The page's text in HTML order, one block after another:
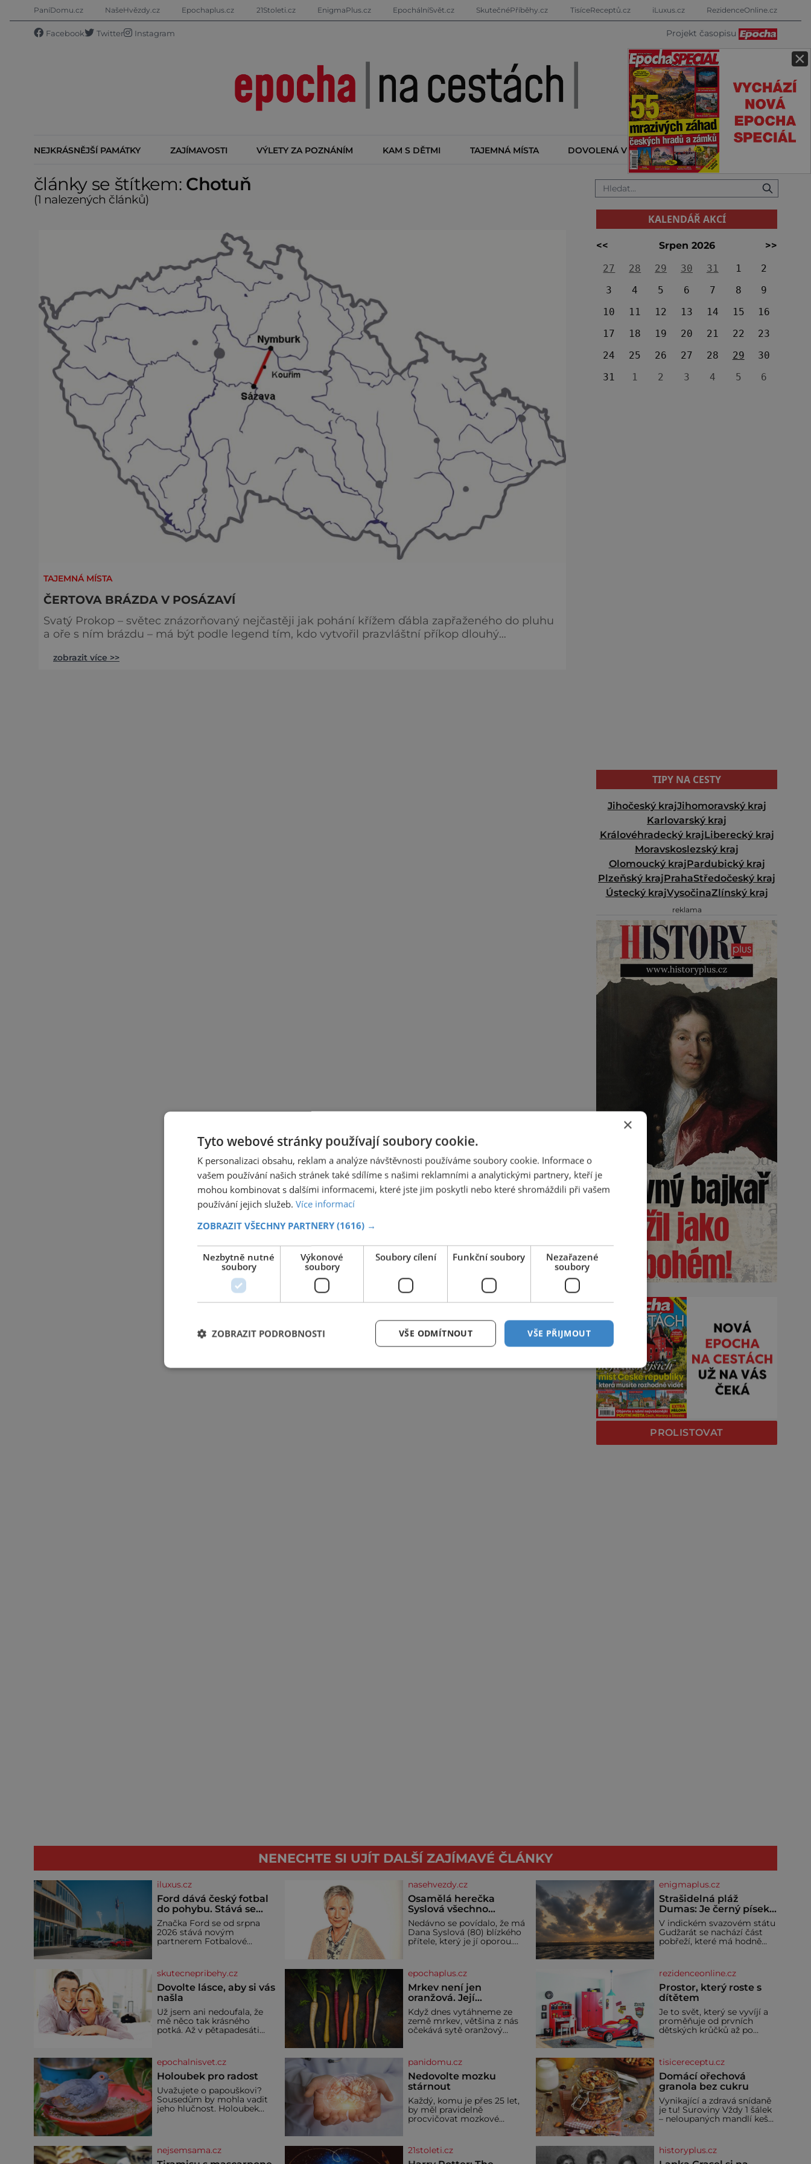
×
PaníDomu.cz NašeHvězdy.cz Epochaplus.cz 21Stoleti.cz EnigmaPlus.cz EpochálníSvět.cz SkutečnéPříběhy.cz TisíceReceptů.cz iLuxus.cz RezidenceOnline.cz
Facebook Twitter Instagram Projekt časopisu
NEJKRÁSNĚJŠÍ PAMÁTKY ZAJÍMAVOSTI VÝLETY ZA POZNÁNÍM KAM S DĚTMI TAJEMNÁ MÍSTA DOVOLENÁ V ZAHRANIČÍ KALENDÁŘ AKCÍ
články se štítkem: Chotuň
(1 nalezených článků)
TAJEMNÁ MÍSTA
ČERTOVA BRÁZDA V POSÁZAVÍ
Svatý Prokop – světec znázorňovaný nejčastěji jak pohání křížem ďábla zapřaženého do pluhu
a oře s ním brázdu – má být podle legend tím, kdo vytvořil prazvláštní příkop dlouhý
tom, kudy přesně brázda vedla – toto jsou hlavní dvě varianty.
zobrazit více >>
KALENDÁŘ AKCÍ
<< Srpen 2026
>>
27
28 29 30 31 1
2
3
4 5 6 7 8
9
10
11 12 13 14 15
16
17
18 19 20 21 22
23
24
25 26 27 28 29
30
31
1 2 3 4 5 6
TIPY NA CESTY
Jihočeský krajJihomoravský kraj
Karlovarský kraj
Královéhradecký krajLiberecký kraj
Moravskoslezský kraj
Olomoucký krajPardubický kraj
Plzeňský krajPrahaStředočeský kraj
Ústecký krajVysočinaZlínský kraj
reklama
PROLISTOVAT
NENECHTE SI UJÍT DALŠÍ ZAJÍMAVÉ ČLÁNKY
iluxus.cz
Ford dává český fotbal
do pohybu. Stává se
novým partnerem
FAČR
Značka Ford se od srpna
2026 stává novým
partnerem Fotbalové
zajistí mobilitu asociace,
reprezentačních týmů i
českého fotbalu v
regionech. Partner
nasehvezdy.cz
Osamělá herečka
Syslová všechno
vzdala?
Nedávno se povídalo, že má
Dana Syslová (80) blízkého
přítele, který je jí oporou.
čím dál častěji mluví o
svém odchodu. Dohnala ji
snad samota? Půs
enigmaplus.cz
Strašidelná pláž
Dumas: Je černý písek
podhoubím, ze kterého
roste zlo?
V indickém svazovém státu
Gudžarát se nachází část
pobřeží, které má hodně
této pláže. Proč má pláž
takové netypické zbarvení?
Nakolik jsou pravd
skutecnepribehy.cz
Dovolte lásce, aby si vás
našla
Už jsem ani nedoufala, že
mě něco tak krásného
potká. Až v pětapadesáti
vdávala, když mi bylo
dvacet. Oba jsme byli mladí
a byl to tak říkajíc sňatek z
rozumu. Rodiče nás dali
dohromady, Toník byl dobře
zaopatřený mladý muž.
Manželství nám oběma
epochaplus.cz
Mrkev není jen
oranžová. Její
neuvěřitelný příběh
začíná fialovou barvou
Když dnes vytáhneme ze
země mrkev, většina z nás
očekává sytě oranžový
možné, jen ne oranžová. Je
fialová, žlutá, bílá, někdy
dokonce téměř černá. Až
díky stovkám let pečlivého
šlechtění se z ní stává
zelenina, bez které si českou
zahradu ani nedokážeme
představit. Její příběh je
rezidenceonline.cz
Prostor, který roste s
dítětem
Je to svět, který se vyvíjí a
proměňuje od prvních
dětských krůčků až po
bezpečí, kreativitu,
soustředění i odpočinek a
reaguje na každou etapu
života a specifické potřeby
dítěte. Pro nejmenší je
klíčová jednoduchost,
měkkost a bezpečí, proto
by pokoj miminka měl
epochalnisvet.cz
Holoubek pro radost
Uvažujete o papouškovi?
Sousedům by mohla vadit
jeho hlučnost. Holoubek
se i pro chovatele
začátečníky. Jedná se o
panidomu.cz
Nedovolte mozku
stárnout
Každý, komu je přes 25 let,
by měl pravidelně
procvičovat mozkové
paměť. Možná máte
problém vzpomenout si na
tisicereceptu.cz
Domácí ořechová
granola bez cukru
Vynikající a zdravá snídaně
je tu! Suroviny Vždy 1 šálek
– neloupaných mandlí kešu
semínek dýně rozinek 3
šálky ovesných vloček 1
nejsemsama.cz 21stoleti.cz historyplus.cz
×
Tyto webové stránky používají soubory cookie.
K personalizaci obsahu, reklam a analýze návštěvnosti používáme soubory cookie. Informace o
vašem používání našich stránek také sdílíme s našimi reklamními a analytickými partnery, kteří je
mohou kombinovat s dalšími informacemi, které jste jim poskytli nebo které shromáždili při vašem
používání jejich služeb. Více informací
ZOBRAZIT VŠECHNY PARTNERY (1616) →
Nezbytně nutné
soubory
Výkonové
soubory
Soubory cílení Funkční soubory
Nezařazené
soubory
VŠE PŘIJMOUT
VŠE ODMÍTNOUT
ZOBRAZIT PODROBNOSTI